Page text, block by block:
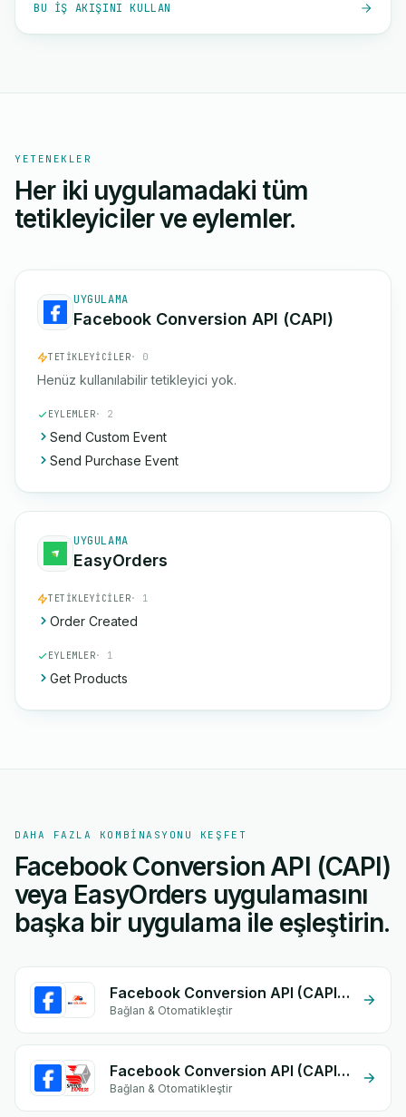
BU IŞ AKIŞINI KULLAN
YETENEKLER
Her iki uygulamadaki tüm
tetikleyiciler ve eylemler.
UYGULAMA
Facebook Conversion API (CAPI)
TETIKLEYICILER· 0
Henüz kullanılabilir tetikleyici yok.
EYLEMLER· 2
Send Custom Event
Send Purchase Event
UYGULAMA
EasyOrders
TETIKLEYICILER· 1
Order Created
EYLEMLER· 1
Get Products
DAHA FAZLA KOMBINASYONU KEŞFET
Facebook Conversion API (CAPI)
veya EasyOrders uygulamasını
başka bir uygulama ile eşleştirin.
Facebook Conversion API (CAPI) + Big Delivery
Bağlan & Otomatikleştir
Facebook Conversion API (CAPI) + Speedoexpress
Bağlan & Otomatikleştir